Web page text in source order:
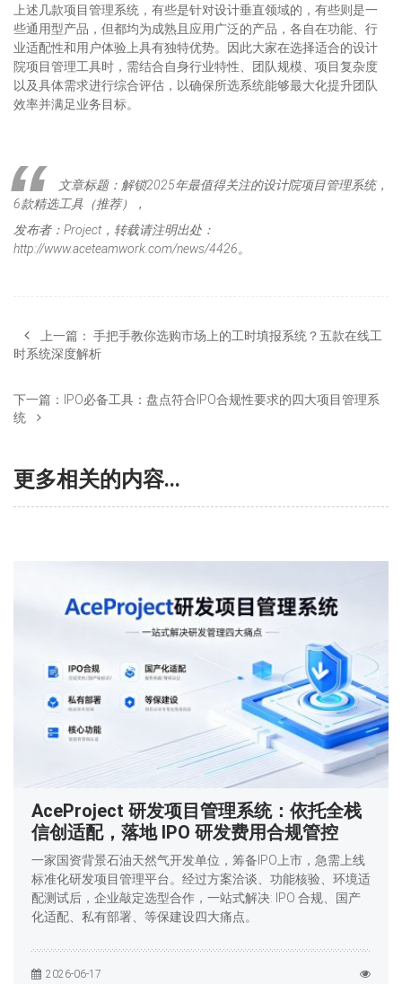
上述几款项目管理系统，有些是针对设计垂直领域的，有些则是一
些通用型产品，但都均为成熟且应用广泛的产品，各自在功能、行
业适配性和用户体验上具有独特优势。因此大家在选择适合的设计
院项目管理工具时，需结合自身行业特性、团队规模、项目复杂度
以及具体需求进行综合评估，以确保所选系统能够最大化提升团队
效率并满足业务目标。
文章标题：解锁2025年最值得关注的设计院项目管理系统，
6款精选工具（推荐），
发布者：Project，转载请注明出处：
http://www.aceteamwork.com/news/4426。
上一篇： 手把手教你选购市场上的工时填报系统？五款在线工
时系统深度解析
下一篇： IPO必备工具：盘点符合IPO合规性要求的四大项目管理系
统
更多相关的内容...
AceProject 研发项目管理系统：依托全栈
信创适配，落地 IPO 研发费用合规管控
一家国资背景石油天然气开发单位，筹备IPO上市，急需上线
标准化研发项目管理平台。经过方案洽谈、功能核验、环境适
配测试后，企业敲定选型合作，一站式解决: IPO 合规、国产
化适配、私有部署、等保建设四大痛点。
2026-06-17